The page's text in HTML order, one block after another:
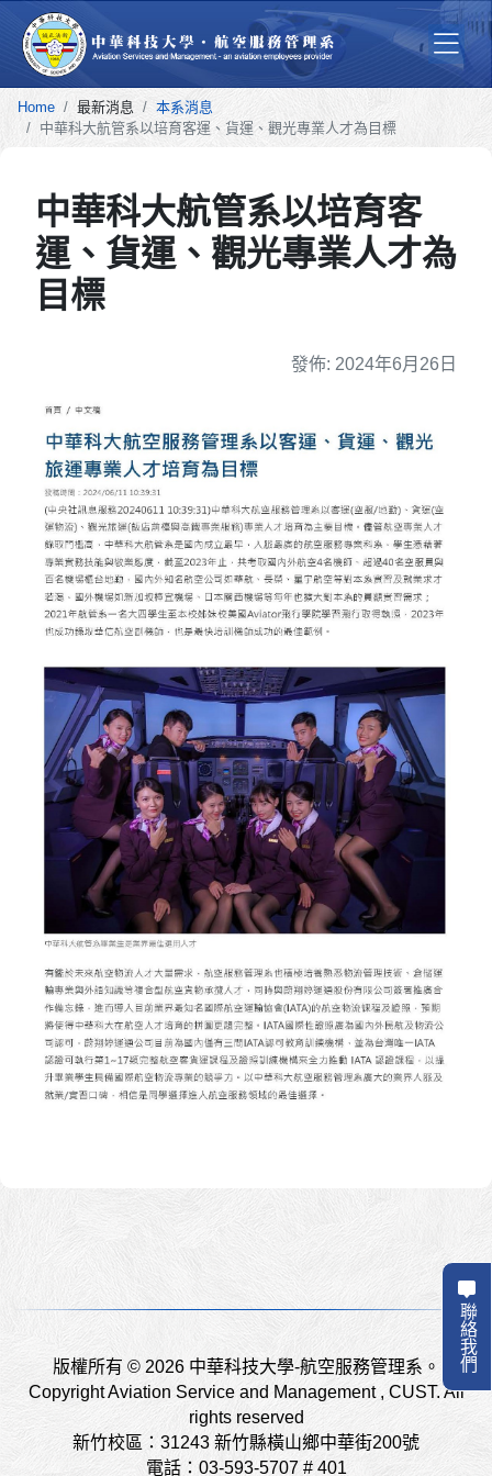
Home 最新消息
本系消息
中華科大航管系以培育客運、貨運、觀光專業人才為目標
中華科大航管系以培育客
運、貨運、觀光專業人才為
目標
發佈: 2024年6月26日
版權所有 © 2026 中華科技大學-航空服務管理系。
Copyright Aviation Service and Management , CUST. All
rights reserved
新竹校區：31243 新竹縣橫山鄉中華街200號
電話：03-593-5707 # 401
聯絡我們